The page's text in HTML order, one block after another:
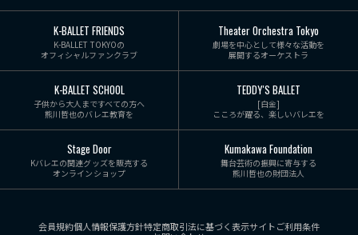
K-BALLET FRIENDS
K-BALLET TOKYOの
オフィシャルファンクラブ
Theater Orchestra Tokyo
劇場を中心として様々な活動を
展開するオーケストラ
K-BALLET SCHOOL
子供から大人まですべての方へ
熊川哲也のバレエ教育を
TEDDY'S BALLET
[白金]
こころが躍る、楽しいバレエを
Stage Door
Kバレエの関連グッズを販売する
オンラインショップ
Kumakawa Foundation
舞台芸術の振興に寄与する
熊川哲也の財団法人
会員規約個人情報保護方針特定商取引法に基づく表示サイトご利用条件